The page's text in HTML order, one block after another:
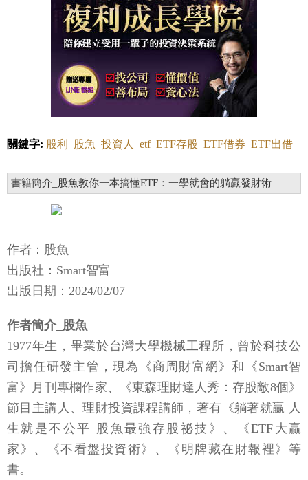
關鍵字: 股利 股魚 投資人 etf ETF存股 ETF借券 ETF出借
書籍簡介_股魚教你一本搞懂ETF：一學就會的躺贏發財術
作者：股魚
出版社：Smart智富
出版日期：2024/02/07
作者簡介_股魚
1977年生，畢業於台灣大學機械工程所，曾於科技公
司擔任研發主管，現為《商周財富網》和《Smart智
富》月刊專欄作家、《東森理財達人秀：存股敵8個》
節目主講人、理財投資課程講師，著有《躺著就贏 人
生就是不公平 股魚最強存股祕技》、《ETF大贏
家》、《不看盤投資術》、《明牌藏在財報裡》等
書。